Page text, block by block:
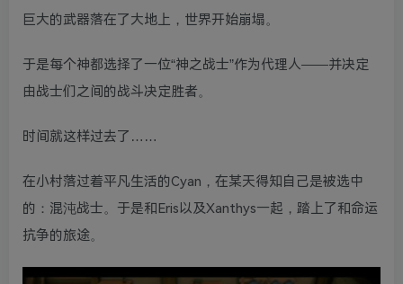
巨大的武器落在了大地上，世界开始崩塌。
于是每个神都选择了一位“神之战士”作为代理人——并决定
由战士们之间的战斗决定胜者。
时间就这样过去了……
在小村落过着平凡生活的Cyan，在某天得知自己是被选中
的：混沌战士。于是和Eris以及Xanthys一起，踏上了和命运
抗争的旅途。